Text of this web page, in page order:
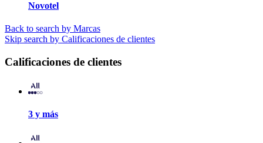
Novotel
Back to search by Marcas
Skip search by Calificaciones de clientes
Calificaciones de clientes
3 y más